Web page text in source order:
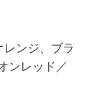
ンジ、ブラ
ンレッド／